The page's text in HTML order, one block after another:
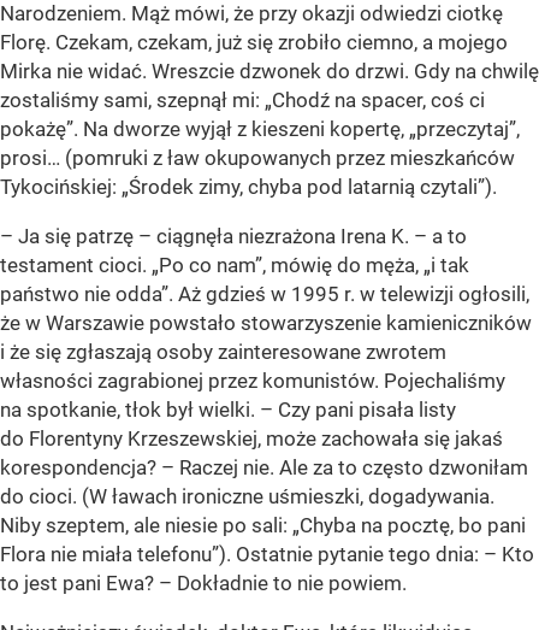
Narodzeniem. Mąż mówi, że przy okazji odwiedzi ciotkę
Florę. Czekam, czekam, już się zrobiło ciemno, a mojego
Mirka nie widać. Wreszcie dzwonek do drzwi. Gdy na chwilę
zostaliśmy sami, szepnął mi: „Chodź na spacer, coś ci
pokażę”. Na dworze wyjął z kieszeni kopertę, „przeczytaj”,
prosi… (pomruki z ław okupowanych przez mieszkańców
Tykocińskiej: „Środek zimy, chyba pod latarnią czytali”).
– Ja się patrzę – ciągnęła niezrażona Irena K. – a to
testament cioci. „Po co nam”, mówię do męża, „i tak
państwo nie odda”. Aż gdzieś w 1995 r. w telewizji ogłosili,
że w Warszawie powstało stowarzyszenie kamieniczników
i że się zgłaszają osoby zainteresowane zwrotem
własności zagrabionej przez komunistów. Pojechaliśmy
na spotkanie, tłok był wielki. – Czy pani pisała listy
do Florentyny Krzeszewskiej, może zachowała się jakaś
korespondencja? – Raczej nie. Ale za to często dzwoniłam
do cioci. (W ławach ironiczne uśmieszki, dogadywania.
Niby szeptem, ale niesie po sali: „Chyba na pocztę, bo pani
Flora nie miała telefonu”). Ostatnie pytanie tego dnia: – Kto
to jest pani Ewa? – Dokładnie to nie powiem.